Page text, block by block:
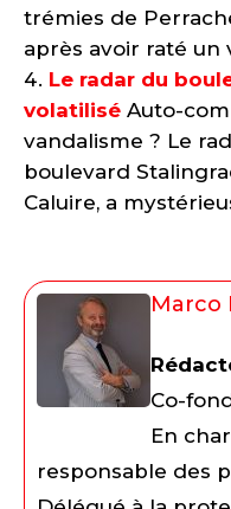
trémies de
après avoir raté un
Le radar du
volatilisé Auto-
vandalisme ? Le
boulevard
Caluire, a
Marco
Co-
En
responsable des